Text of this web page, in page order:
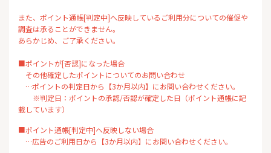
また、ポイント通帳[判定中]へ反映しているご利用分についての催促や
調査は承ることができません。
あらかじめ、ご了承ください。
■ポイントが[否認]になった場合
その他確定したポイントについてのお問い合わせ
…ポイントの判定日から【3か月以内】にお問い合わせください。
※判定日：ポイントの承認/否認が確定した日（ポイント通帳に記
載しています）
■ポイント通帳[判定中]へ反映しない場合
…広告のご利用日から【3か月以内】にお問い合わせください。